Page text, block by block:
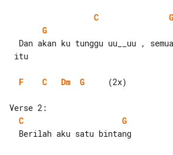
C
G
G
F C Dm G
     (2x)
C
G